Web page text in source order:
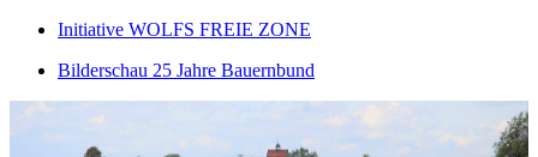
Initiative WOLFS FREIE ZONE
Bilderschau 25 Jahre Bauernbund